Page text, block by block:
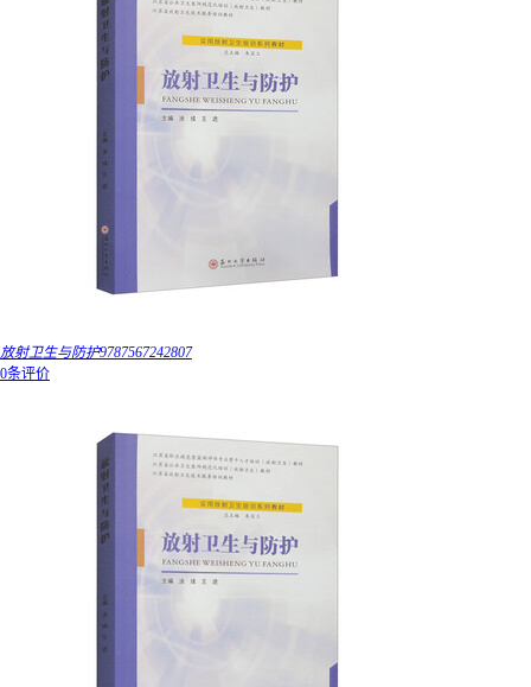
放射卫生与防护9787567242807
0条评价